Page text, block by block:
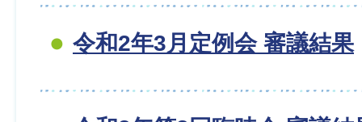
令和2年3月定例会 審議結果